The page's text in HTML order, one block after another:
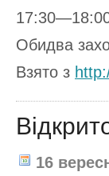
17:30—18:00
Обидва
Взято з
16